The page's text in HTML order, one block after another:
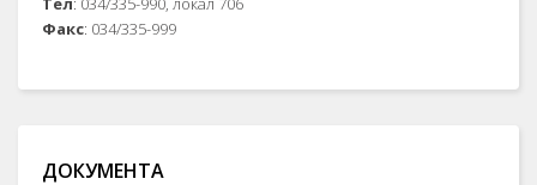
Факс: 034/335-999
ДОКУМЕНТА